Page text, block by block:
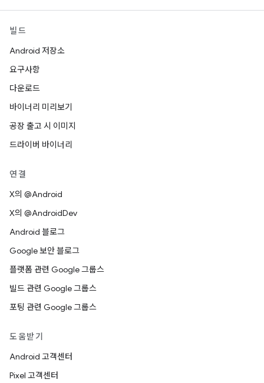
빌드
Android 저장소
요구사항
다운로드
바이너리 미리보기
공장 출고 시 이미지
드라이버 바이너리
연결
X의 @Android
X의 @AndroidDev
Android 블로그
Google 보안 블로그
플랫폼 관련 Google 그룹스
빌드 관련 Google 그룹스
포팅 관련 Google 그룹스
도움받기
Android 고객센터
Pixel 고객센터